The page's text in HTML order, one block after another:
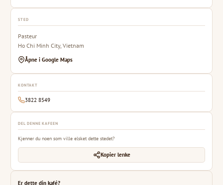
STED
Pasteur
Ho Chi Minh City, Vietnam
Åpne i Google Maps
KONTAKT
3822 8549
DEL DENNE KAFEEN
Kjenner du noen som ville elsket dette stedet?
Kopier lenke
Er dette din kafé?